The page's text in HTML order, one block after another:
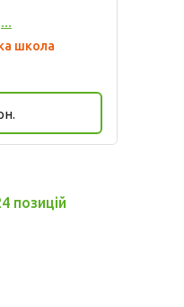
...
школа
позицій